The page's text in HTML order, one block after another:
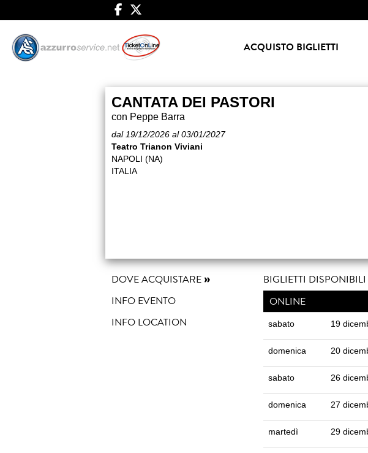
ACQUISTO BIGLIETTI
CANTATA DEI PASTORI
con Peppe Barra
dal 19/12/2026 al 03/01/2027
Teatro Trianon Viviani
NAPOLI (NA)
ITALIA
DOVE ACQUISTARE
INFO EVENTO
INFO LOCATION
BIGLIETTI DISPONIBILI
ONLINE
sabato 19
domenica 20
sabato 26
domenica 27
martedì 29